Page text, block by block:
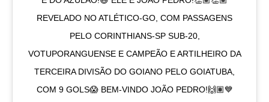
REVELADO NO ATLÉTICO-GO, COM PASSAGENS
PELO CORINTHIANS-SP SUB-20,
VOTUPORANGUENSE E CAMPEÃO E ARTILHEIRO DA
TERCEIRA DIVISÃO DO GOIANO PELO GOIATUBA,
COM 9 GOLS😱 BEM-VINDO JOÃO PEDRO!🙌🏽💙